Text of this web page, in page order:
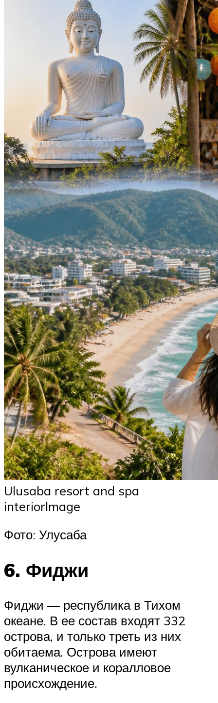
Ulusaba resort and spa
interiorImage
Фото: Улусаба
6. Фиджи
Фиджи — республика в Тихом
океане. В ее состав входят 332
острова, и только треть из них
обитаема. Острова имеют
вулканическое и коралловое
происхождение.